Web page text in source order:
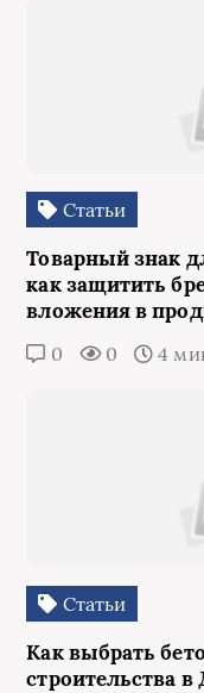
Статьи
Товарный знак
как защитить
вложения в
0 0 4
Статьи
Как выбрать
строительства